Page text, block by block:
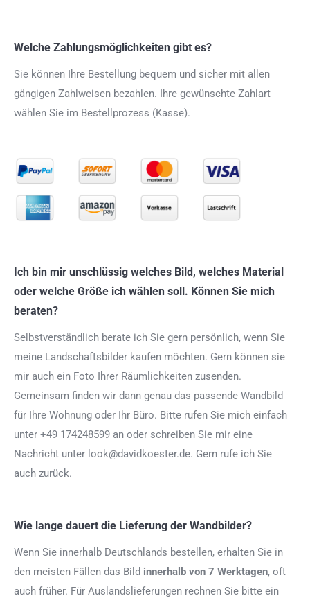
Welche Zahlungsmöglichkeiten gibt es?
Sie können Ihre Bestellung bequem und sicher mit allen
gängigen Zahlweisen bezahlen. Ihre gewünschte Zahlart
wählen Sie im Bestellprozess (Kasse).
Ich bin mir unschlüssig welches Bild, welches Material
oder welche Größe ich wählen soll. Können Sie mich
beraten?
Selbstverständlich berate ich Sie gern persönlich, wenn Sie
meine Landschaftsbilder kaufen möchten. Gern können sie
mir auch ein Foto Ihrer Räumlichkeiten zusenden.
Gemeinsam finden wir dann genau das passende Wandbild
für Ihre Wohnung oder Ihr Büro. Bitte rufen Sie mich einfach
unter +49 174248599 an oder schreiben Sie mir eine
Nachricht unter look@davidkoester.de. Gern rufe ich Sie
auch zurück.
Wie lange dauert die Lieferung der Wandbilder?
Wenn Sie innerhalb Deutschlands bestellen, erhalten Sie in
den meisten Fällen das Bild innerhalb von 7 Werktagen, oft
auch früher. Für Auslandslieferungen rechnen Sie bitte ein